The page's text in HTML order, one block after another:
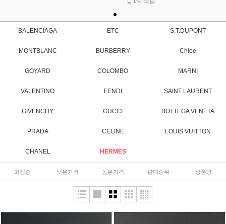
BALENCIAGA ETC S.T.DUPONT
MONTBLANC BURBERRY Chloe
GOYARD COLOMBO MARNI
VALENTINO FENDI SAINT LAURENT
GIVENCHY GUCCI BOTTEGA VENETA
PRADA CELINE LOUIS VUITTON
CHANEL HERMES
최신순 낮은가격 높은가격 판매순위 상품명